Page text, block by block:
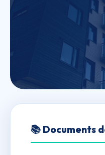
Carillons,
Moussaillons
📚 Documents